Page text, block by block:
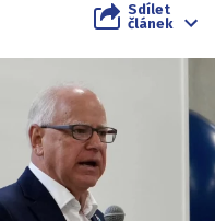
Sdílet
článek